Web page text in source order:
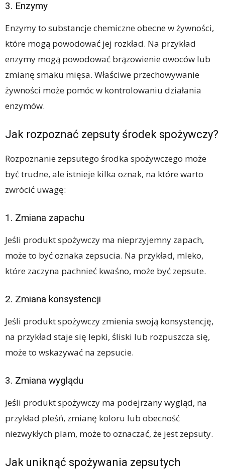
3. Enzymy
Enzymy to substancje chemiczne obecne w żywności,
które mogą powodować jej rozkład. Na przykład
enzymy mogą powodować brązowienie owoców lub
zmianę smaku mięsa. Właściwe przechowywanie
żywności może pomóc w kontrolowaniu działania
enzymów.
Jak rozpoznać zepsuty środek spożywczy?
Rozpoznanie zepsutego środka spożywczego może
być trudne, ale istnieje kilka oznak, na które warto
zwrócić uwagę:
1. Zmiana zapachu
Jeśli produkt spożywczy ma nieprzyjemny zapach,
może to być oznaka zepsucia. Na przykład, mleko,
które zaczyna pachnieć kwaśno, może być zepsute.
2. Zmiana konsystencji
Jeśli produkt spożywczy zmienia swoją konsystencję,
na przykład staje się lepki, śliski lub rozpuszcza się,
może to wskazywać na zepsucie.
3. Zmiana wyglądu
Jeśli produkt spożywczy ma podejrzany wygląd, na
przykład pleśń, zmianę koloru lub obecność
niezwykłych plam, może to oznaczać, że jest zepsuty.
Jak uniknąć spożywania zepsutych